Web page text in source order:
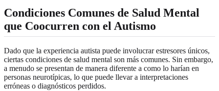
Condiciones Comunes de Salud Mental
que Coocurren con el Autismo
Dado que la experiencia autista puede involucrar estresores únicos,
ciertas condiciones de salud mental son más comunes. Sin embargo,
a menudo se presentan de manera diferente a como lo harían en
personas neurotípicas, lo que puede llevar a interpretaciones
erróneas o diagnósticos perdidos.